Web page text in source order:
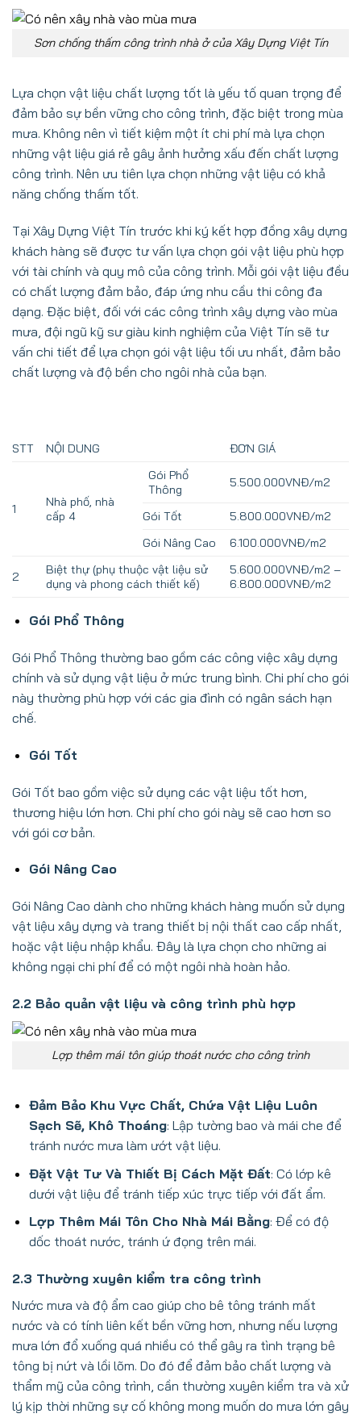
Sơn chống thấm công trình nhà ở của Xây Dựng Việt Tín
Lựa chọn vật liệu chất lượng tốt là yếu tố quan trọng để
đảm bảo sự bền vững cho công trình, đặc biệt trong mùa
mưa. Không nên vì tiết kiệm một ít chi phí mà lựa chọn
những vật liệu giá rẻ gây ảnh hưởng xấu đến chất lượng
công trình. Nên ưu tiên lựa chọn những vật liệu có khả
năng chống thấm tốt.
Tại Xây Dựng Việt Tín trước khi ký kết hợp đồng xây dựng
khách hàng sẽ được tư vấn lựa chọn gói vật liệu phù hợp
với tài chính và quy mô của công trình. Mỗi gói vật liệu đều
có chất lượng đảm bảo, đáp ứng nhu cầu thi công đa
dạng. Đặc biệt, đối với các công trình xây dựng vào mùa
mưa, đội ngũ kỹ sư giàu kinh nghiệm của Việt Tín sẽ tư
vấn chi tiết để lựa chọn gói vật liệu tối ưu nhất, đảm bảo
chất lượng và độ bền cho ngôi nhà của bạn.
STT NỘI DUNG ĐƠN GIÁ
1
Nhà phố, nhà
cấp 4
Gói Phổ
Thông
5.500.000VNĐ/m2
Gói Tốt
5.800.000VNĐ/m2
Gói Nâng Cao
6.100.000VNĐ/m2
2
Biệt thự (phụ thuộc vật liệu sử
dụng và phong cách thiết kế)
5.600.000VNĐ/m2 –
6.800.000VNĐ/m2
Gói Phổ Thông
Gói Phổ Thông thường bao gồm các công việc xây dựng
chính và sử dụng vật liệu ở mức trung bình. Chi phí cho gói
này thường phù hợp với các gia đình có ngân sách hạn
chế.
Gói Tốt
Gói Tốt bao gồm việc sử dụng các vật liệu tốt hơn,
thương hiệu lớn hơn. Chi phí cho gói này sẽ cao hơn so
với gói cơ bản.
Gói Nâng Cao
Gói Nâng Cao dành cho những khách hàng muốn sử dụng
vật liệu xây dựng và trang thiết bị nội thất cao cấp nhất,
hoặc vật liệu nhập khẩu. Đây là lựa chọn cho những ai
không ngại chi phí để có một ngôi nhà hoàn hảo.
2.2 Bảo quản vật liệu và công trình phù hợp
Lợp thêm mái tôn giúp thoát nước cho công trình
Đảm Bảo Khu Vực Chất, Chứa Vật Liệu Luôn
Sạch Sẽ, Khô Thoáng: Lập tường bao và mái che để
tránh nước mưa làm ướt vật liệu.
Đặt Vật Tư Và Thiết Bị Cách Mặt Đất: Có lớp kê
dưới vật liệu để tránh tiếp xúc trực tiếp với đất ẩm.
Lợp Thêm Mái Tôn Cho Nhà Mái Bằng: Để có độ
dốc thoát nước, tránh ứ đọng trên mái.
2.3 Thường xuyên kiểm tra công trình
Nước mưa và độ ẩm cao giúp cho bê tông tránh mất
nước và có tính liên kết bền vững hơn, nhưng nếu lượng
mưa lớn đổ xuống quá nhiều có thể gây ra tình trạng bê
tông bị nứt và lồi lõm. Do đó để đảm bảo chất lượng và
thẩm mỹ của công trình, cần thường xuyên kiểm tra và xử
lý kịp thời những sự cố không mong muốn do mưa lớn gây